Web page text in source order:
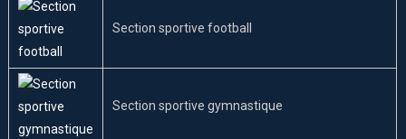
Section sportive football
Section sportive gymnastique